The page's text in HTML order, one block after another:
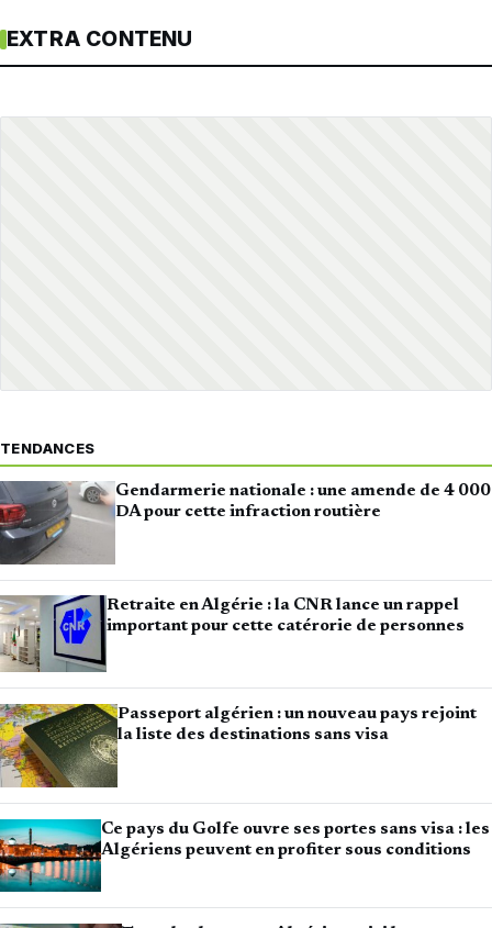
EXTRA CONTENU
TENDANCES
Gendarmerie nationale : une amende de 4 000
DA pour cette infraction routière
Retraite en Algérie : la CNR lance un rappel
important pour cette catérorie de personnes
Passeport algérien : un nouveau pays rejoint
la liste des destinations sans visa
Ce pays du Golfe ouvre ses portes sans visa : les
Algériens peuvent en profiter sous conditions